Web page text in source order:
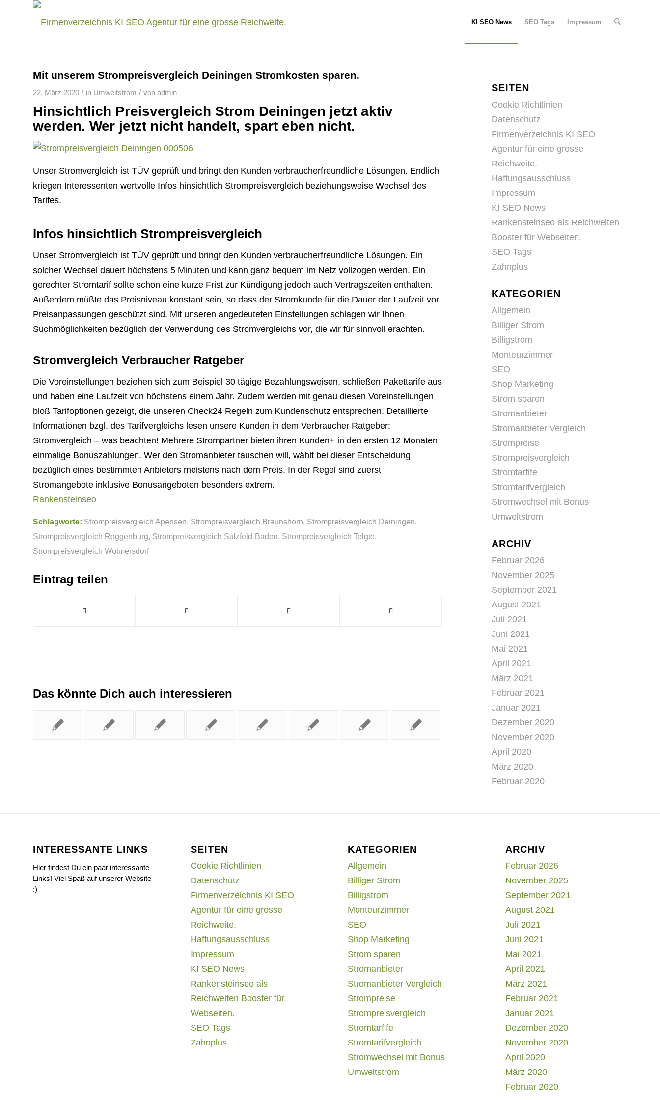
KI SEO News SEO Tags Impressum
Mit unserem Strompreisvergleich Deiningen Stromkosten sparen.
22. März 2020 / in Umweltstrom / von admin
Hinsichtlich Preisvergleich Strom Deiningen jetzt aktiv
werden. Wer jetzt nicht handelt, spart eben nicht.
Unser Stromvergleich ist TÜV geprüft und bringt den Kunden verbraucherfreundliche Lösungen. Endlich
kriegen Interessenten wertvolle Infos hinsichtlich Strompreisvergleich beziehungsweise Wechsel des
Tarifes.
Infos hinsichtlich Strompreisvergleich
Unser Stromvergleich ist TÜV geprüft und bringt den Kunden verbraucherfreundliche Lösungen. Ein
solcher Wechsel dauert höchstens 5 Minuten und kann ganz bequem im Netz vollzogen werden. Ein
gerechter Stromtarif sollte schon eine kurze Frist zur Kündigung jedoch auch Vertragszeiten enthalten.
Außerdem müßte das Preisniveau konstant sein, so dass der Stromkunde für die Dauer der Laufzeit vor
Preisanpassungen geschützt sind. Mit unseren angedeuteten Einstellungen schlagen wir Ihnen
Suchmöglichkeiten bezüglich der Verwendung des Stromvergleichs vor, die wir für sinnvoll erachten.
Stromvergleich Verbraucher Ratgeber
Die Voreinstellungen beziehen sich zum Beispiel 30 tägige Bezahlungsweisen, schließen Pakettarife aus
und haben eine Laufzeit von höchstens einem Jahr. Zudem werden mit genau diesen Voreinstellungen
bloß Tarifoptionen gezeigt, die unseren Check24 Regeln zum Kundenschutz entsprechen. Detaillierte
Informationen bzgl. des Tarifvergleichs lesen unsere Kunden in dem Verbraucher Ratgeber:
Stromvergleich – was beachten! Mehrere Strompartner bieten ihren Kunden+ in den ersten 12 Monaten
einmalige Bonuszahlungen. Wer den Stromanbieter tauschen will, wählt bei dieser Entscheidung
bezüglich eines bestimmten Anbieters meistens nach dem Preis. In der Regel sind zuerst
Stromangebote inklusive Bonusangeboten besonders extrem.
Rankensteinseo
Schlagworte: Strompreisvergleich Apensen, Strompreisvergleich Braunshorn, Strompreisvergleich Deiningen,
Strompreisvergleich Roggenburg, Strompreisvergleich Sulzfeld-Baden, Strompreisvergleich Telgte,
Strompreisvergleich Wolmersdorf
Eintrag teilen
Das könnte Dich auch interessieren
SEITEN
Cookie Richtlinien
Datenschutz
Firmenverzeichnis KI SEO
Agentur für eine grosse
Reichweite.
Haftungsausschluss
Impressum
KI SEO News
Rankensteinseo als Reichweiten
Booster für Webseiten.
SEO Tags
Zahnplus
KATEGORIEN
Allgemein
Billiger Strom
Billigstrom
Monteurzimmer
SEO
Shop Marketing
Strom sparen
Stromanbieter
Stromanbieter Vergleich
Strompreise
Strompreisvergleich
Stromtarfife
Stromtarifvergleich
Stromwechsel mit Bonus
Umweltstrom
ARCHIV
Februar 2026
November 2025
September 2021
August 2021
Juli 2021
Juni 2021
Mai 2021
April 2021
März 2021
Februar 2021
Januar 2021
Dezember 2020
November 2020
April 2020
März 2020
Februar 2020
INTERESSANTE LINKS
Hier findest Du ein paar interessante
Links! Viel Spaß auf unserer Website
:)
SEITEN
Cookie Richtlinien
Datenschutz
Firmenverzeichnis KI SEO
Agentur für eine grosse
Reichweite.
Haftungsausschluss
Impressum
KI SEO News
Rankensteinseo als
Reichweiten Booster für
Webseiten.
SEO Tags
Zahnplus
KATEGORIEN
Allgemein
Billiger Strom
Billigstrom
Monteurzimmer
SEO
Shop Marketing
Strom sparen
Stromanbieter
Stromanbieter Vergleich
Strompreise
Strompreisvergleich
Stromtarfife
Stromtarifvergleich
Stromwechsel mit Bonus
Umweltstrom
ARCHIV
Februar 2026
November 2025
September 2021
August 2021
Juli 2021
Juni 2021
Mai 2021
April 2021
März 2021
Februar 2021
Januar 2021
Dezember 2020
November 2020
April 2020
März 2020
Februar 2020